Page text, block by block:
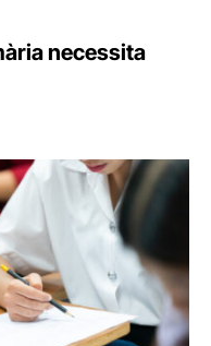
necessita